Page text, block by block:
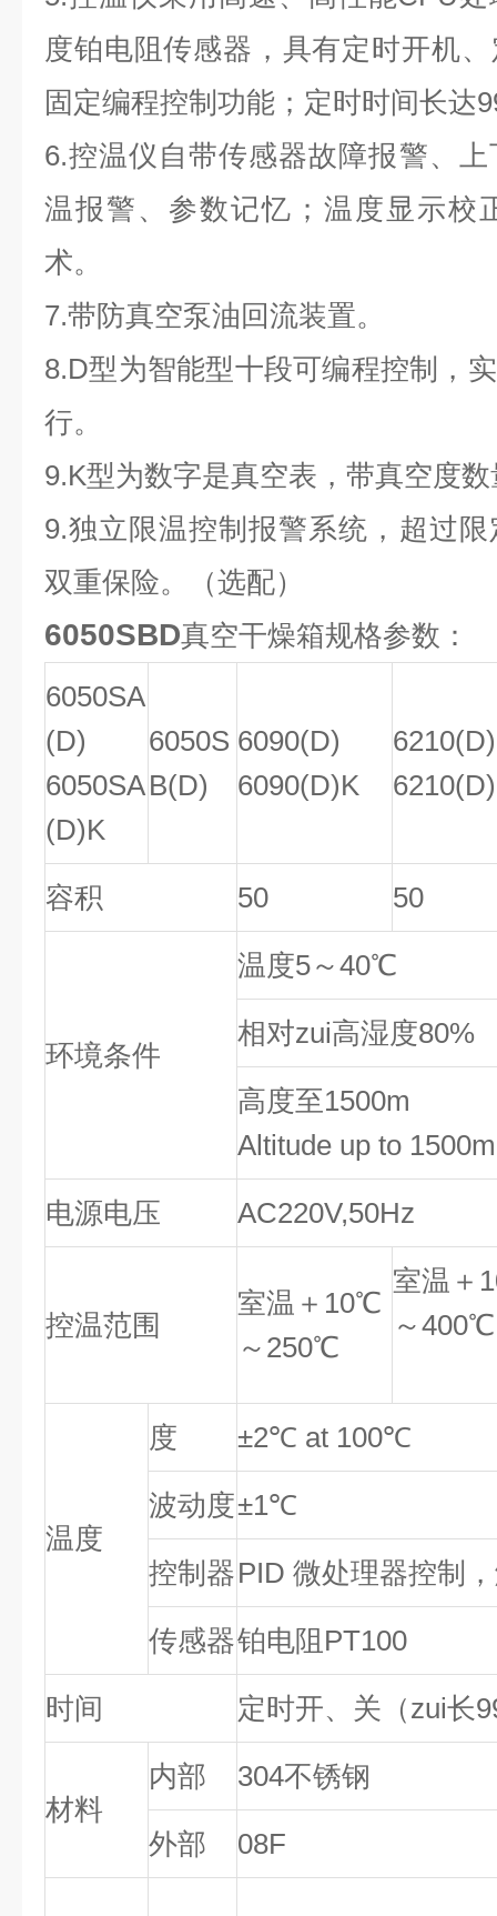
度铂电阻传感器，具有定时开机
固定编程控制功能；定时时间长达
6.控温仪自带传感器故障报警、
温报警、参数记忆；温度显示校
术。
7.带防真空泵油回流装置。
8.D型为智能型十段可编程控制，
行。
9.K型为数字是真空表，带真空度
9.独立限温控制报警系统，超过
双重保险。（选配）
6050SBD真空干燥箱规格参数：
6050SA
(D)
6050SA
(D)K
6050S
B(D)
6090(D)
6090(D)K
6210(D)
容积 50 50
环境条件
温度5～40℃
相对zui高湿度80%
高度至1500m
Altitude up to 1500m
电源电压 AC220V,50Hz
控温范围
室温＋10℃
～250℃
室温＋
～400℃
温度
度 ±2℃ at 100℃
波动度±1℃
控制器PID 微处理器控制
传感器铂电阻PT100
时间 定时开、关（zui长
材料
内部 304不锈钢
外部 08F